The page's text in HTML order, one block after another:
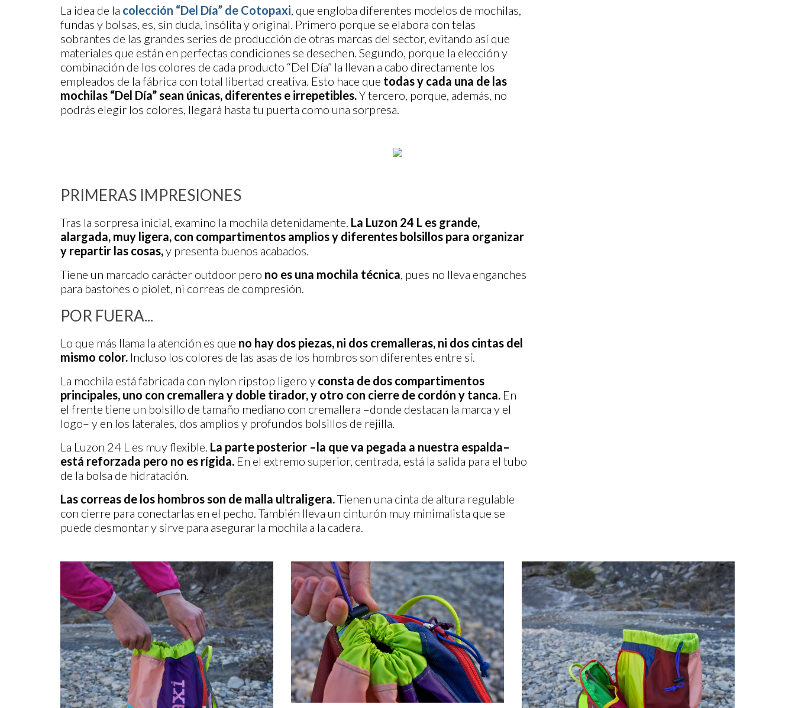
La idea de la colección “Del Día” de Cotopaxi, que engloba diferentes modelos de mochilas,
fundas y bolsas, es, sin duda, insólita y original. Primero porque se elabora con telas
sobrantes de las grandes series de producción de otras marcas del sector, evitando así que
materiales que están en perfectas condiciones se desechen. Segundo, porque la elección y
combinación de los colores de cada producto “Del Día” la llevan a cabo directamente los
empleados de la fábrica con total libertad creativa. Esto hace que todas y cada una de las
mochilas “Del Día” sean únicas, diferentes e irrepetibles.Y tercero, porque, además, no
podrás elegir los colores, llegará hasta tu puerta como una sorpresa.
PRIMERAS IMPRESIONES
Tras la sorpresa inicial, examino la mochila detenidamente. La Luzon 24 L es grande,
alargada, muy ligera, con compartimentos amplios y diferentes bolsillos para organizar
y repartir las cosas,y presenta buenos acabados.
Tiene un marcado carácter outdoor pero no es una mochila técnica , pues no lleva enganches
para bastones o piolet, ni correas de compresión.
POR FUERA...
Lo que más llama la atención es que no hay dos piezas, ni dos cremalleras, ni dos cintas del
mismo color. Incluso los colores de las asas de los hombros son diferentes entre sí.
La mochila está fabricada con nylon ripstop ligero y consta de dos compartimentos
principales, uno con cremallera y doble tirador, y otro con cierre de cordón y tanca. En
el frente tiene un bolsillo de tamaño mediano con cremallera –donde destacan la marca y el
logo– y en los laterales, dos amplios y profundos bolsillos de rejilla.
La Luzon 24 L es muy flexible. La parte posterior –la que va pegada a nuestra espalda–
está reforzada pero no es rígida. En el extremo superior, centrada, está la salida para el tubo
de la bolsa de hidratación.
Las correas de los hombros son de malla ultraligera.Tienen una cinta de altura regulable
con cierre para conectarlas en el pecho. También lleva un cinturón muy minimalista que se
puede desmontar y sirve para asegurar la mochila a la cadera.